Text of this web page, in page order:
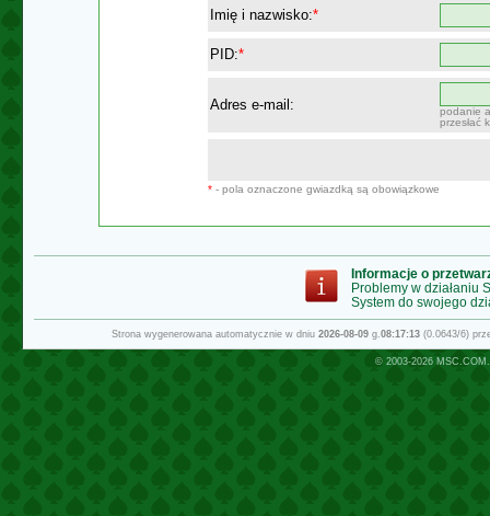
Imię i nazwisko:*
PID:*
Adres e-mail:
podanie
przesłać
* - pola oznaczone gwiazdką są obowiązkowe
Informacje o
Problemy w działaniu
System do swojego
Strona wygenerowana automatycznie w dniu 2026-08-09g.08:17:13(0.0643/6)
© 2003-2026